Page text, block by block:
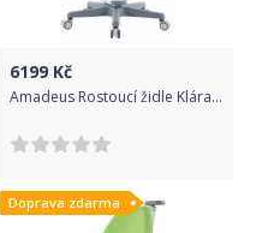
6199 Kč
Amadeus Rostoucí židle Klára II tyrkysová Amadeus
Doprava zdarma